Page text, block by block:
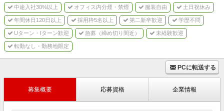
中途入社30%以上 オフィス内分煙・禁煙 服装自由 土日祝休み
年間休日120日以上 採用枠5名以上 第二新卒歓迎 学歴不問
Uターン・Iターン歓迎 急募（締め切り間近） 未経験歓迎
転勤なし・勤務地限定
PCに転送する
募集概要 応募資格 企業情報